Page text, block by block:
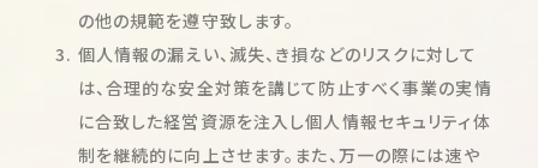
の他の規範を遵守致します。
個人情報の漏えい、滅失、き損などのリスクに対して
は、合理的な安全対策を講じて防止すべく事業の実情
に合致した経営資源を注入し個人情報セキュリティ体
制を継続的に向上させます。また、万一の際には速や